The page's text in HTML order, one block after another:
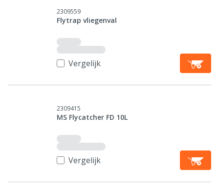
2309559
Flytrap vliegenval
Vergelijk
2309415
MS Flycatcher FD 10L
Vergelijk